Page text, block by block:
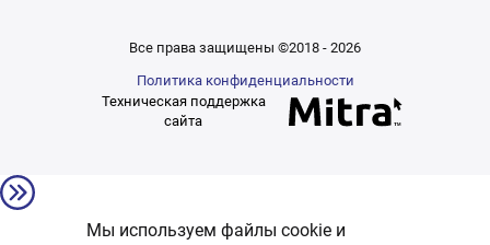
Все права защищены ©2018 - 2026
Политика конфиденциальности
Техническая поддержка
сайта
Мы используем файлы cookie и